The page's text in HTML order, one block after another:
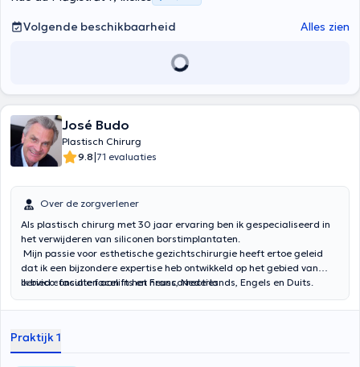
Volgende beschikbaarheid Alles zien
José Budo
Plastisch Chirurg
9.8|71 evaluaties
Over de zorgverlener
Als plastisch chirurg met 30 jaar ervaring ben ik gespecialiseerd in
het verwijderen van siliconen borstimplantaten.
Mijn passie voor esthetische gezichtschirurgie heeft ertoe geleid
dat ik een bijzondere expertise heb ontwikkeld op het gebied van
cervico-faciale facelifts en neuscorrecties.
Ik bied consulten aan in het Frans, Nederlands, Engels en Duits.
Praktijk 1